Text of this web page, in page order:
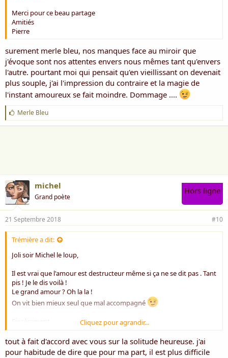
Merci pour ce beau partage
Amitiés
Pierre
surement merle bleu, nos manques face au miroir que
j'évoque sont nos attentes envers nous mêmes tant qu'envers
l'autre. pourtant moi qui pensait qu'en vieillissant on devenait
plus souple, j'ai l'impression du contraire et la magie de
l'instant amoureux se fait moindre. Dommage ....
J
'
a
Merle Bleu
michel
Grand poète
Hors ligne
21 Septembre 2018 #10
Trémière a dit:
Joli soir Michel le loup,
Il est vrai que l'amour est destructeur même si ça ne se dit pas . Tant
pis ! Je le dis voilà !
Le grand amour ? Oh la la !
On vit bien mieux seul que mal accompagné
Rose ***
Cliquez pour agrandir...
tout à fait d'accord avec vous sur la solitude heureuse. j'ai
pour habitude de dire que pour ma part, il est plus difficile